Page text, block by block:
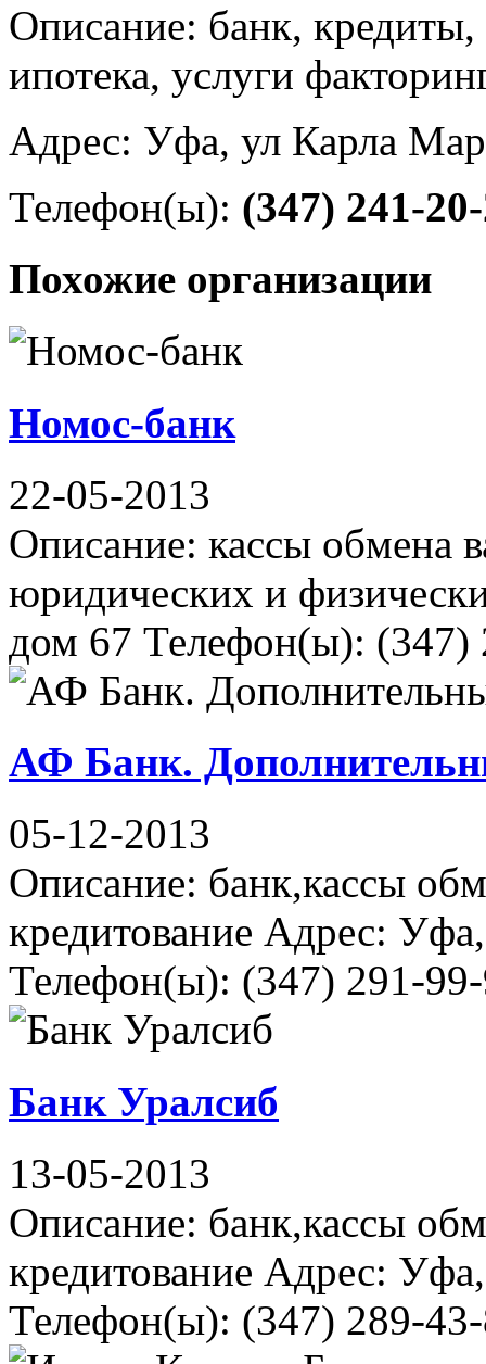
Описание: банк,
ипотека, услуги
Адрес: Уфа, ул Карла
Телефон(ы): (347) 241-
Похожие организации
Номос-банк
22-05-2013
Описание: кассы обмена
юридических и
дом 67 Телефон(ы): (347)
АФ Банк.
05-12-2013
Описание: банк,кассы
кредитование Адрес:
Телефон(ы): (347) 291-
Банк Уралсиб
13-05-2013
Описание: банк,кассы
кредитование Адрес:
Телефон(ы): (347) 289-